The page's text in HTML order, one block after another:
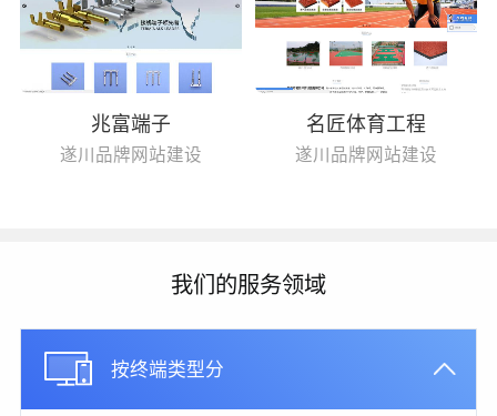
兆富端子
遂川品牌网站建设
名匠体育工程
遂川品牌网站建设
我们的服务领域
按终端类型分